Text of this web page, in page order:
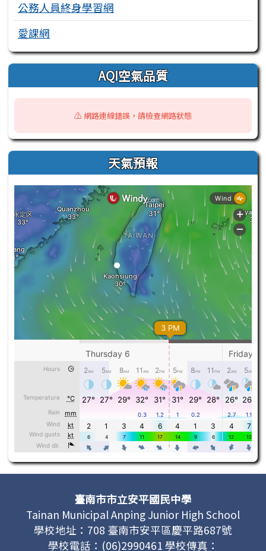
公務人員終身學習網
愛課網
AQI空氣品質
⚠️ 網路連線錯誤，請檢查網路狀態
天氣預報
頁尾區域內容臺南市市立安平國民中學
Tainan Municipal Anping Junior High School
學校地址：708 臺南市安平區慶平路687號
學校電話：(06)2990461 學校傳真：